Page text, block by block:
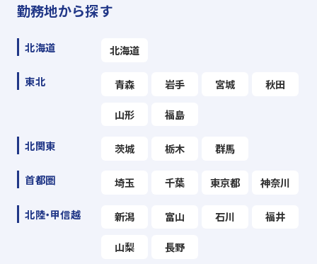
勤務地から探す
北海道 北海道
東北 青森 岩手 宮城 秋田
山形 福島
北関東 茨城 栃木 群馬
首都圏 埼玉 千葉 東京都 神奈川
北陸・甲信越 新潟 富山 石川 福井
山梨 長野